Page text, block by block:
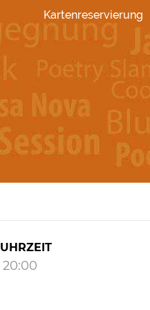
Kartenreservierung
UHRZEIT
20:00